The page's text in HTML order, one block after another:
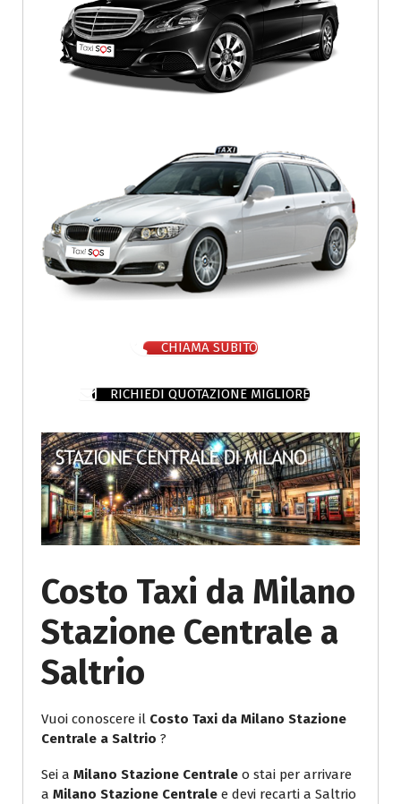
CHIAMA SUBITO
RICHIEDI QUOTAZIONE MIGLIORE
Costo Taxi da Milano
Stazione Centrale a
Saltrio
Vuoi conoscere il Costo Taxi da Milano Stazione
Centrale a Saltrio ?
Sei a Milano Stazione Centrale o stai per arrivare
a Milano Stazione Centrale e devi recarti a Saltrio